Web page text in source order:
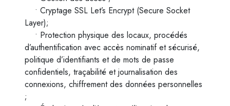
• Cryptage SSL Let’s Encrypt (Secure Socket
Layer);
• Protection physique des locaux, procédés
d’authentification avec accès nominatif et sécurisé,
politique d’identifiants et de mots de passe
confidentiels, traçabilité et journalisation des
connexions, chiffrement des données personnelles
;